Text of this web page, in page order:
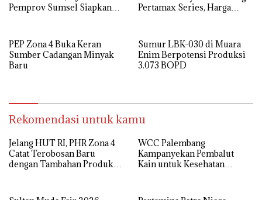
Pemprov Sumsel Siapkan
Pengusaha
Pertamax Series, Harga
PEP Zona 4 Buka Keran
Sumber Cadangan Minyak
Baru
Sumur LBK-030 di Muara
Enim Berpotensi Produksi
3.073 BOPD
Rekomendasi untuk kamu
Jelang HUT RI, PHR Zona 4
Catat Terobosan Baru
dengan Tambahan Produksi
WCC Palembang
Kampanyekan Pembalut
Kain untuk Kesehatan